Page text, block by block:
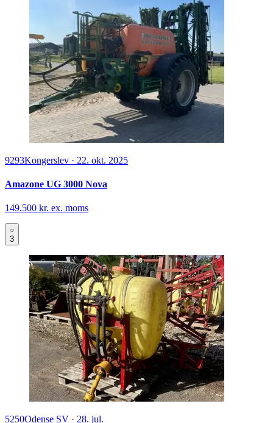
Sjølund·i dag
Hardi LX 1000 15m
7.500 kr.
Kongerslev·22. okt. 2025
Amazone UG 3000 Nova
149.500 kr. ex. moms